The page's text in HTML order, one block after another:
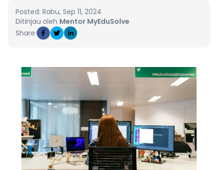
Posted: Rabu, Sep 11, 2024
Ditinjau oleh Mentor MyEduSolve
Share: